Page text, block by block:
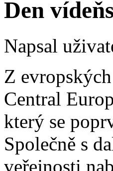
Den
Napsal
Z
Central
který se
Společně s
veřejnosti